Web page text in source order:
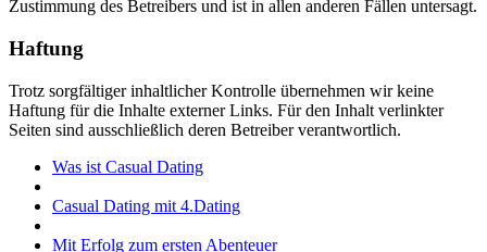
Zustimmung des Betreibers und ist in allen anderen Fällen untersagt.
Haftung
Trotz sorgfältiger inhaltlicher Kontrolle übernehmen wir keine
Haftung für die Inhalte externer Links. Für den Inhalt verlinkter
Seiten sind ausschließlich deren Betreiber verantwortlich.
Was ist Casual Dating
Casual Dating mit 4.Dating
Mit Erfolg zum ersten Abenteuer